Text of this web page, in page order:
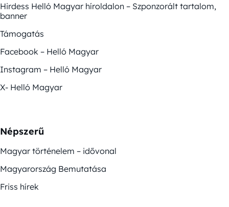
Hirdess Helló Magyar híroldalon – Szponzorált tartalom,
banner
Támogatás
Facebook – Helló Magyar
Instagram – Helló Magyar
X- Helló Magyar
Népszerű
Magyar történelem – idővonal
Magyarország Bemutatása
Friss hírek